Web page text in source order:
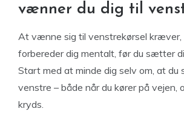
vænner du dig til
At vænne sig til venstrekørsel kræver,
forbereder dig mentalt, før du sætter
Start med at minde dig selv om, at du
venstre – både når du kører på vejen,
kryds.